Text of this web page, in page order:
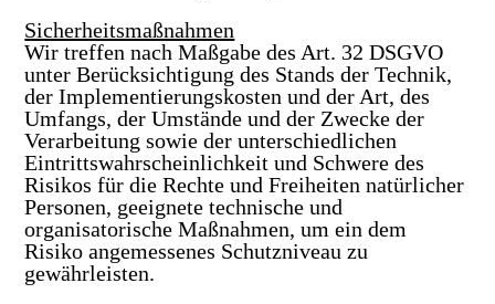
Sicherheitsmaßnahmen
Wir treffen nach Maßgabe des Art. 32 DSGVO
unter Berücksichtigung des Stands der Technik,
der Implementierungskosten und der Art, des
Umfangs, der Umstände und der Zwecke der
Verarbeitung sowie der unterschiedlichen
Eintrittswahrscheinlichkeit und Schwere des
Risikos für die Rechte und Freiheiten natürlicher
Personen, geeignete technische und
organisatorische Maßnahmen, um ein dem
Risiko angemessenes Schutzniveau zu
gewährleisten.